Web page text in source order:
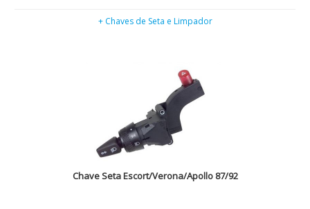
+ Chaves de Seta e Limpador
Chave Seta Escort/Verona/Apollo 87/92